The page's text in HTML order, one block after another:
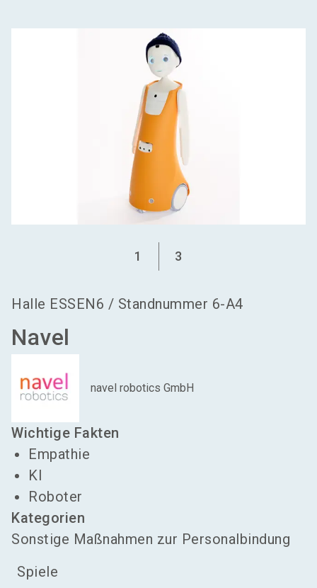
1 3
Halle ESSEN6 / Standnummer 6-A4
Navel
navel robotics GmbH
Wichtige Fakten
Empathie
KI
Roboter
Kategorien
Sonstige Maßnahmen zur Personalbindung
Spiele